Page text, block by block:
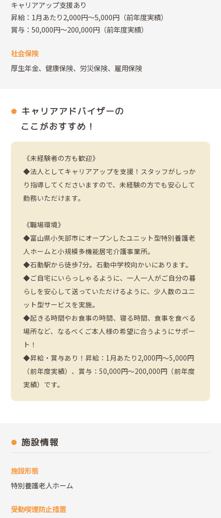
キャリアアップ支援あり
昇給：1月あたり2,000円～5,000円（前年度実績）
賞与：50,000円～200,000円（前年度実績）
社会保険
厚生年金、健康保険、労災保険、雇用保険
キャリアアドバイザーの
ここがおすすめ！
《未経験者の方も歓迎》
◆法人としてキャリアアップを支援！スタッフがしっか
り指導してくださいますので、未経験の方でも安心して
勤務いただけます。
《職場環境》
◆富山県小矢部市にオープンしたユニット型特別養護老
人ホームと小規模多機能居宅介護事業所。
◆石動駅から徒歩7分。石動中学校向かいにあります。
◆ご自宅にいらっしゃるように、一人一人がご自分の暮
らしを安心して送っていただけるように、少人数のユニ
ット型サービスを実施。
◆起きる時間やお食事の時間、寝る時間、食事を食べる
場所など、なるべくご本人様の希望に合うようにサポー
ト！
◆昇給・賞与あり！昇給：1月あたり2,000円〜5,000円
（前年度実績）、賞与：50,000円〜200,000円（前年度
実績）です。
施設情報
施設形態
特別養護老人ホーム
受動喫煙防止措置